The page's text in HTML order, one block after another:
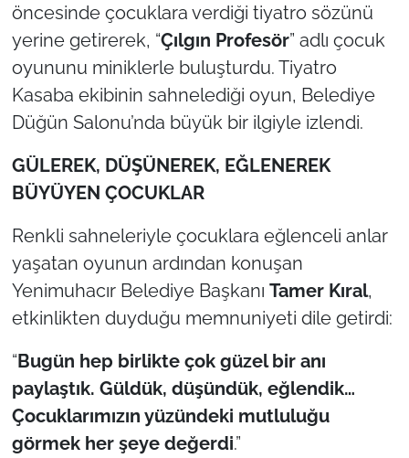
öncesinde çocuklara verdiği tiyatro sözünü
yerine getirerek, “Çılgın Profesör” adlı çocuk
oyununu miniklerle buluşturdu. Tiyatro
Kasaba ekibinin sahnelediği oyun, Belediye
Düğün Salonu’nda büyük bir ilgiyle izlendi.
GÜLEREK, DÜŞÜNEREK, EĞLENEREK
BÜYÜYEN ÇOCUKLAR
Renkli sahneleriyle çocuklara eğlenceli anlar
yaşatan oyunun ardından konuşan
Yenimuhacır Belediye Başkanı Tamer Kıral,
etkinlikten duyduğu memnuniyeti dile getirdi:
“Bugün hep birlikte çok güzel bir anı
paylaştık. Güldük, düşündük, eğlendik…
Çocuklarımızın yüzündeki mutluluğu
görmek her şeye değerdi.”
Politika
Flaş Haber
Dış Haberler
Magazin
Bilim Teknoloji
English News
Canlı Maç
Finans
Genel-A